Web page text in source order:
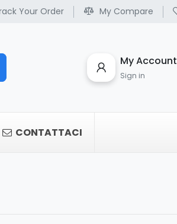
Your Order My Compare
My Account
Sign in
CONTATTACI